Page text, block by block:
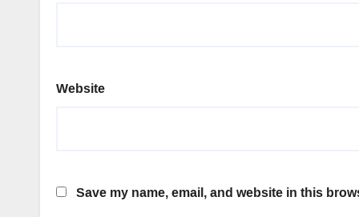
Website
Save my name, email, and website in this